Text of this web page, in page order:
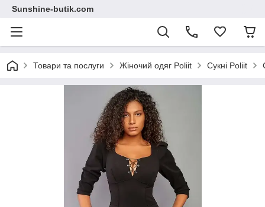
Sunshine-butik.com
Товари та послуги Жіночий одяг Poliit Сукні Poliit